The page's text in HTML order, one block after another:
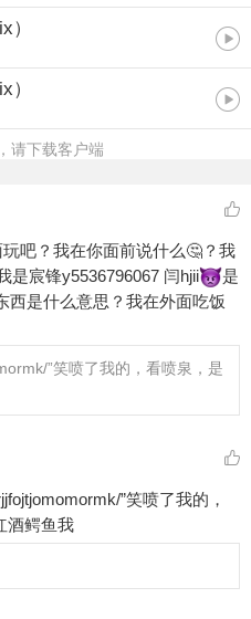
请下载客户端
吧？我在你面前说什么🤔？我
是宸锋y5536796067 闫hjii
是
西是什么意思？我在外面吃饭
”笑喷了我的，看喷泉，是
”笑喷了我的，
酒鳄鱼我